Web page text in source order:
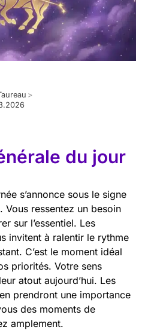
>
du jour
s’annonce sous le signe
. Vous ressentez un besoin
sur l’essentiel. Les
invitent à ralentir le rythme
C’est le moment idéal
priorités. Votre sens
atout aujourd’hui. Les
prendront une importance
des moments de
amplement.